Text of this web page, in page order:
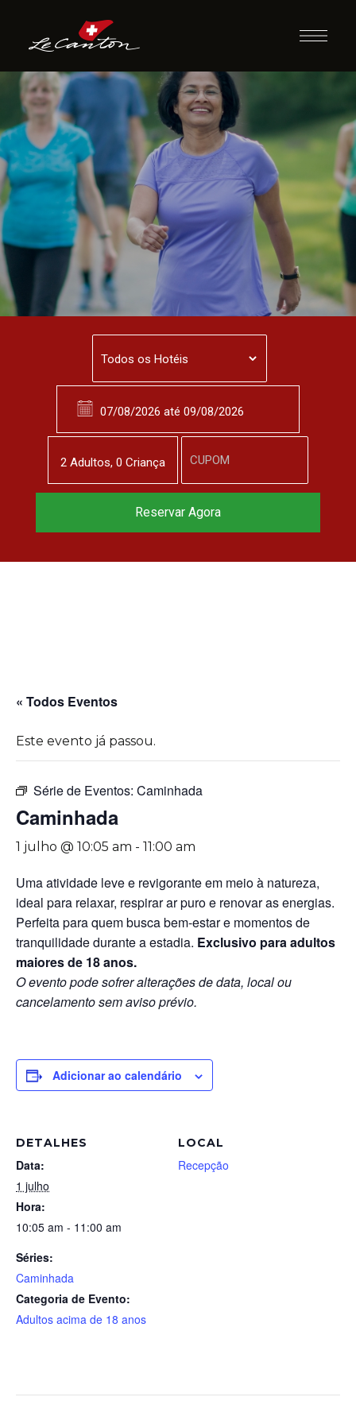
Caminhada
« Todos Eventos
Este evento já passou.
Série de Eventos: Caminhada
Caminhada
1 julho @ 10:05 am - 11:00 am
Uma atividade leve e revigorante em meio à natureza,
ideal para relaxar, respirar ar puro e renovar as energias.
Perfeita para quem busca bem-estar e momentos de
tranquilidade durante a estadia. Exclusivo para adultos
maiores de 18 anos.
O evento pode sofrer alterações de data, local ou
cancelamento sem aviso prévio.
Adicionar ao calendário
DETALHES
Data:
1 julho
Hora:
10:05 am - 11:00 am
Séries:
Caminhada
Categoria de Evento:
Adultos acima de 18 anos
LOCAL
Recepção
2 Adultos, 0 Criança
Reservar Agora